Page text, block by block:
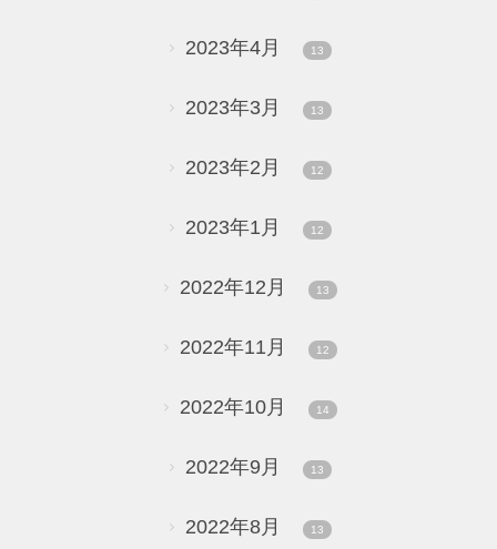
2023年4月 13
2023年3月 13
2023年2月 12
2023年1月 12
2022年12月 13
2022年11月 12
2022年10月 14
2022年9月 13
2022年8月 13